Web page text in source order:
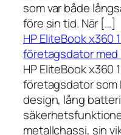
som var både
före sin tid. När […]
HP EliteBook x360
företagsdator
HP EliteBook x360
företagsdator
design, lång
metallchassi, sin